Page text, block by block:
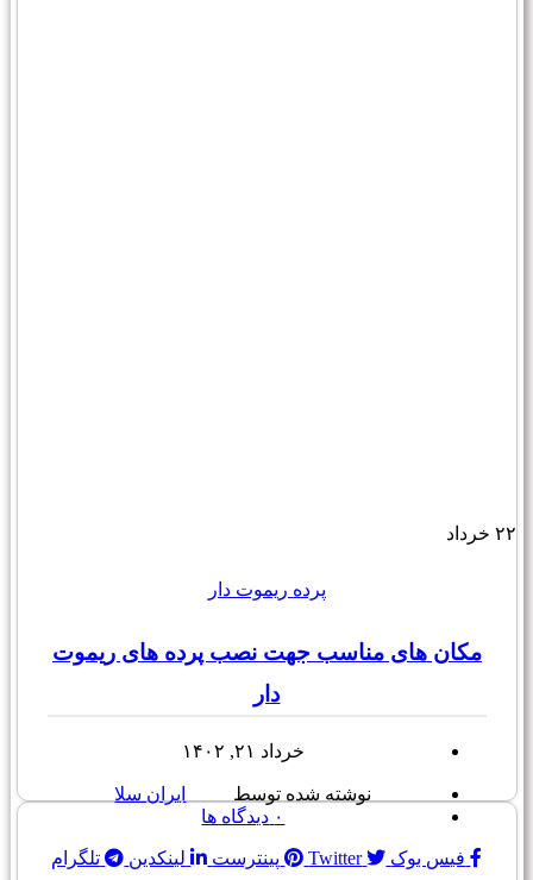
۲۲ خرداد
پرده ریموت دار
مکان های مناسب جهت نصب پرده های ریموت
دار
خرداد ۲۱, ۱۴۰۲
نوشته شده توسط
ایران سلا
۰ دیدگاه ها
فیس بوک Twitter پینترست لینکدین تلگرام